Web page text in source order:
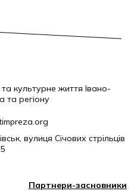
культурне життя Івано-
та регіону
вулиця Січових стрільців
Партнери-засновники